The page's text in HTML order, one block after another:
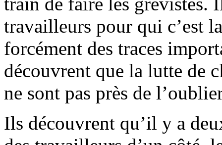
travailleurs pour qui c’est
forcément des traces
découvrent que la lutte de
ne sont pas près de
Ils découvrent qu’il y a